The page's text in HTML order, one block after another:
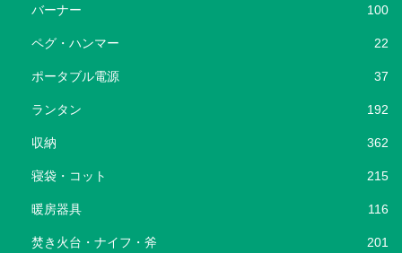
バーナー 100
ペグ・ハンマー 22
ポータブル電源 37
ランタン 192
収納 362
寝袋・コット 215
暖房器具 116
焚き火台・ナイフ・斧 201